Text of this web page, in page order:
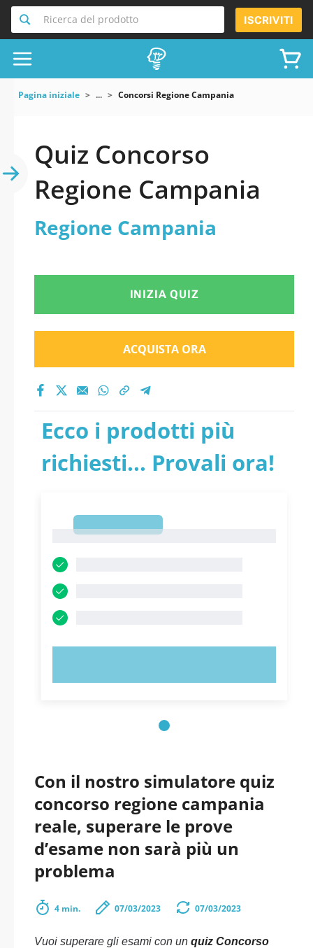
Ricerca del prodotto ISCRIVITI
Pagina iniziale ... Concorsi Regione Campania
Quiz Concorso
Regione Campania
Regione Campania
INIZIA QUIZ
ACQUISTA ORA
Ecco i prodotti più
richiesti... Provali ora!
Con il nostro simulatore quiz
concorso regione campania
reale, superare le prove
d’esame non sarà più un
problema
4 min. 07/03/2023 07/03/2023
Vuoi superare gli esami con un quiz Concorso